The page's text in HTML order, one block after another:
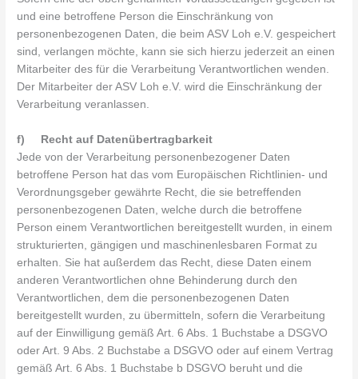
und eine betroffene Person die Einschränkung von
personenbezogenen Daten, die beim ASV Loh e.V. gespeichert
sind, verlangen möchte, kann sie sich hierzu jederzeit an einen
Mitarbeiter des für die Verarbeitung Verantwortlichen wenden.
Der Mitarbeiter der ASV Loh e.V. wird die Einschränkung der
Verarbeitung veranlassen.
f) Recht auf Datenübertragbarkeit
Jede von der Verarbeitung personenbezogener Daten
betroffene Person hat das vom Europäischen Richtlinien- und
Verordnungsgeber gewährte Recht, die sie betreffenden
personenbezogenen Daten, welche durch die betroffene
Person einem Verantwortlichen bereitgestellt wurden, in einem
strukturierten, gängigen und maschinenlesbaren Format zu
erhalten. Sie hat außerdem das Recht, diese Daten einem
anderen Verantwortlichen ohne Behinderung durch den
Verantwortlichen, dem die personenbezogenen Daten
bereitgestellt wurden, zu übermitteln, sofern die Verarbeitung
auf der Einwilligung gemäß Art. 6 Abs. 1 Buchstabe a DSGVO
oder Art. 9 Abs. 2 Buchstabe a DSGVO oder auf einem Vertrag
gemäß Art. 6 Abs. 1 Buchstabe b DSGVO beruht und die